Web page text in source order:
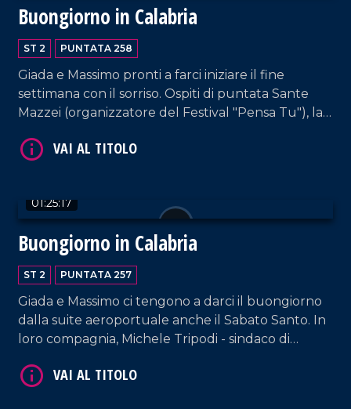
Buongiorno in Calabria
ST 2 PUNTATA 258
Giada e Massimo pronti a farci iniziare il fine
settimana con il sorriso. Ospiti di puntata Sante
Mazzei (organizzatore del Festival "Pensa Tu"), la
Francesca Alessia Cipparrone e "i_cannarelliz"
01:25:17
Buongiorno in Calabria
ST 2 PUNTATA 257
Giada e Massimo ci tengono a darci il buongiorno
dalla suite aeroportuale anche il Sabato Santo. In
loro compagnia, Michele Tripodi - sindaco di
Francesco Manna e il cantante lirico e direttore
VAI AL TITOLO